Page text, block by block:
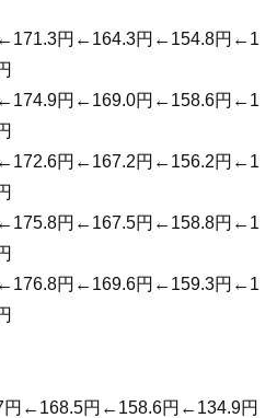
円←164.3円←154.8円←1
円←169.0円←158.6円←1
円←167.2円←156.2円←1
円←167.5円←158.8円←1
円←169.6円←159.3円←1
←168.5円←158.6円←134.9円